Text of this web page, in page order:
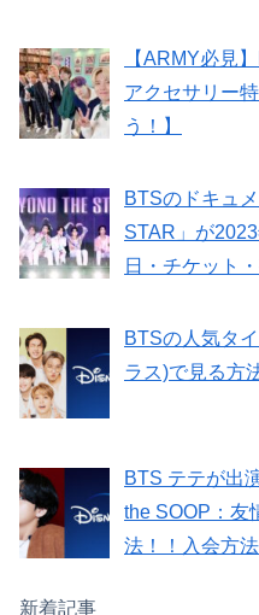
【ARMY必見
アクセサリー
う！】
BTSのドキュ
STAR」が
日・チケット
BTSの人気タ
ラス)で見る方
BTS テテが出
the SOOP：友
法！！入会方
新着記事